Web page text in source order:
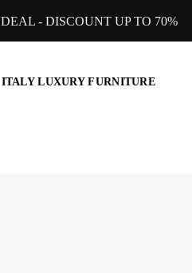
- DISCOUNT UP TO 70%
ITALY LUXURY FURNITURE